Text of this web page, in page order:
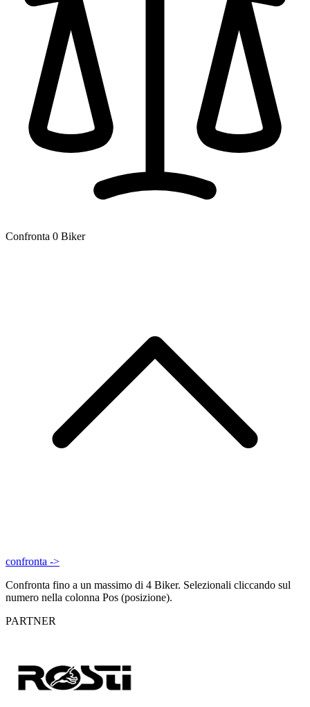
Confronta 0 Biker
confronta ->
Confronta fino a un massimo di 4 Biker. Selezionali cliccando sul
numero nella colonna Pos (posizione).
PARTNER